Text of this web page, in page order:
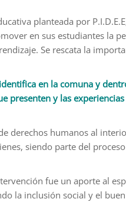
planteada por
en sus estudiantes la
Se rescata la
en la comuna y
presenten y las
derechos humanos al
siendo parte del
fue un aporte al
la inclusión social y el